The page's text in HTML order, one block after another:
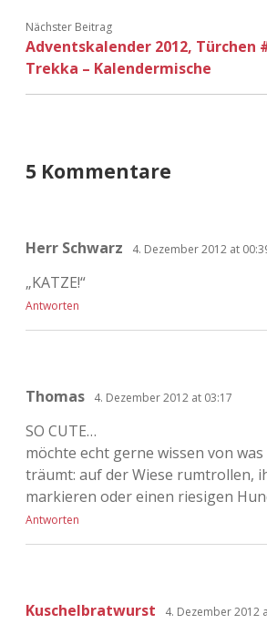
Adventskalender
Nächster Beitrag
Adventskalender 2012, Türchen
Trekka – Kalendermische
5 Kommentare
Herr Schwarz 4. Dezember 2012 at
„KATZE!“
Antworten
Thomas 4. Dezember 2012 at 03:17
SO CUTE…
möchte echt gerne wissen von was
träumt: auf der Wiese rumtrollen,
markieren oder einen riesigen
Antworten
Kuschelbratwurst 4. Dezember 2012